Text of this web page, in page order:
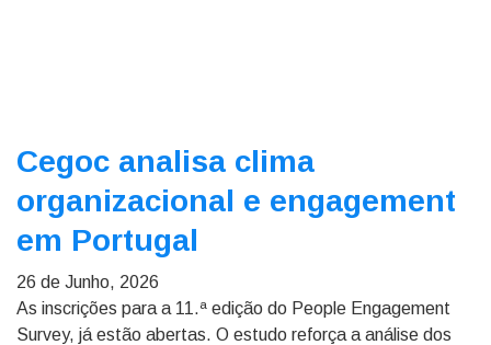
Cegoc analisa clima
organizacional e engagement
em Portugal
26 de Junho, 2026
As inscrições para a 11.ª edição do People Engagement
Survey, já estão abertas. O estudo reforça a análise dos